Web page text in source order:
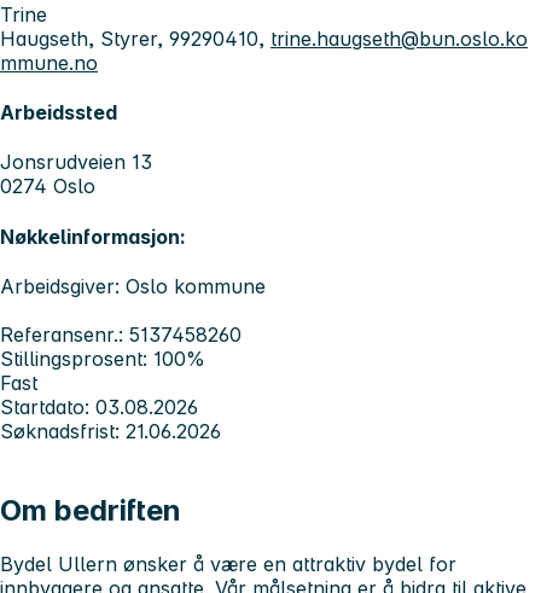
Trine
Haugseth, Styrer, 99290410, trine.haugseth@bun.oslo.ko
mmune.no
Arbeidssted
Jonsrudveien 13
0274 Oslo
Nøkkelinformasjon:
Arbeidsgiver: Oslo kommune
Referansenr.: 5137458260
Stillingsprosent: 100%
Fast
Startdato: 03.08.2026
Søknadsfrist: 21.06.2026
Om bedriften
Bydel Ullern ønsker å være en attraktiv bydel for
innbyggere og ansatte. Vår målsetning er å bidra til aktive